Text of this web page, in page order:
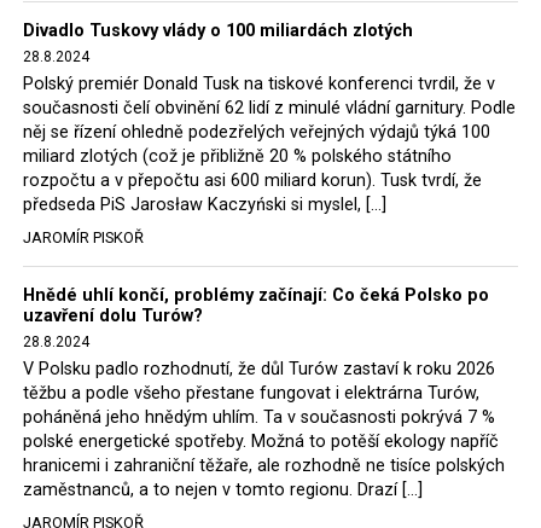
Hołownia, přímo řekli, že by se polská vláda měla
tomuto rozhodnutí podřídit.
Rozhodnutí polského ministra spravedlnosti jistě potěší
německé, české a polské ekology, ale i těžaře. Je těžké si
představit, že by o takové věci rozhodoval sám ministr
Bodnar. Musel získat politický souhlas vládnoucí koalice.
Stále jsou totiž platné argumenty Morawieckého vlády,
že důl i elektrárna jsou – kromě zabezpečování cca 7 %
polského energetického mixu – klíčovými podniky, spolu
se svými dceřinými společnostmi zaměstnávají cca pět
tisíc lidí. Navíc s činností dolu a elektrárny nepřímo
souvisí dalších několik desítek tisíc pracovních míst v
regionu. Zelená politika ale opět zvítězila.
Rozhodnutí polského ministra spravedlnosti jistě potěší
německé, české a polské ekology, kteří žalobu u
Divadlo Tuskovy vlády o 100 miliardách zlotých
28.8.2024
Polský premiér Donald Tusk na tiskové konferenci tvrdil, že v
současnosti čelí obvinění 62 lidí z minulé vládní garnitury. Podle
něj se řízení ohledně podezřelých veřejných výdajů týká 100
miliard zlotých (což je přibližně 20 % polského státního
rozpočtu a v přepočtu asi 600 miliard korun). Tusk tvrdí, že
předseda PiS Jarosław Kaczyński si myslel, […]
JAROMÍR PISKOŘ
Hnědé uhlí končí, problémy začínají: Co čeká Polsko po
uzavření dolu Turów?
28.8.2024
V Polsku padlo rozhodnutí, že důl Turów zastaví k roku 2026
těžbu a podle všeho přestane fungovat i elektrárna Turów,
poháněná jeho hnědým uhlím. Ta v současnosti pokrývá 7 %
polské energetické spotřeby. Možná to potěší ekology napříč
hranicemi i zahraniční těžaře, ale rozhodně ne tisíce polských
zaměstnanců, a to nejen v tomto regionu. Drazí […]
JAROMÍR PISKOŘ